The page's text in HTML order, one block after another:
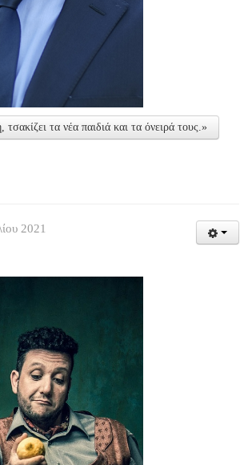
τα νέα παιδιά και τα όνειρά τους.»
2021